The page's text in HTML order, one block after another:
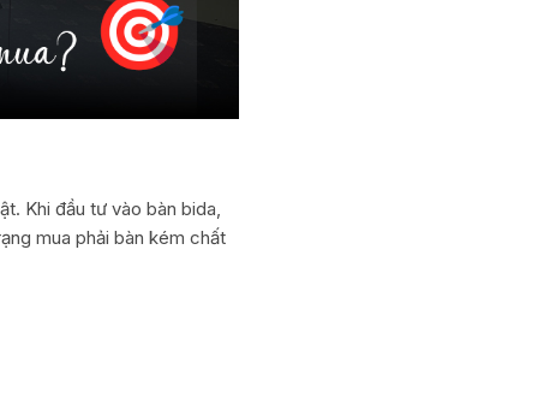
Khi đầu tư vào bàn bida,
mua phải bàn kém chất